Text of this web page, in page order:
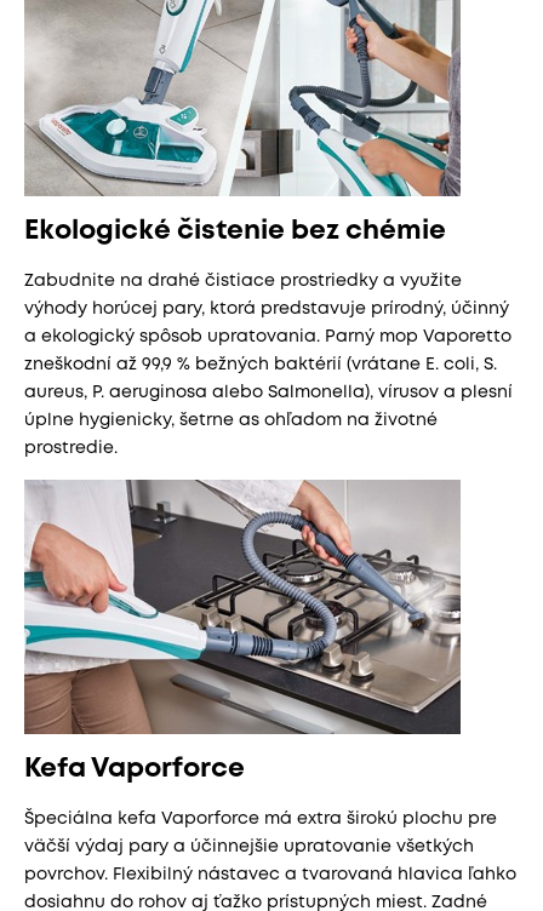
Ekologické čistenie bez chémie
Zabudnite na drahé čistiace prostriedky a využite
výhody horúcej pary, ktorá predstavuje prírodný, účinný
a ekologický spôsob upratovania. Parný mop Vaporetto
zneškodní až 99,9 % bežných baktérií (vrátane E. coli, S.
aureus, P. aeruginosa alebo Salmonella), vírusov a plesní
úplne hygienicky, šetrne as ohľadom na životné
prostredie.
Kefa Vaporforce
Špeciálna kefa Vaporforce má extra širokú plochu pre
väčší výdaj pary a účinnejšie upratovanie všetkých
povrchov. Flexibilný nástavec a tvarovaná hlavica ľahko
dosiahnu do rohov aj ťažko prístupných miest. Zadné